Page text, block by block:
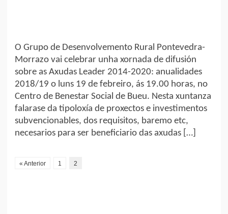
O Grupo de Desenvolvemento Rural Pontevedra-
Morrazo vai celebrar unha xornada de difusión
sobre as Axudas Leader 2014-2020: anualidades
2018/19 o luns 19 de febreiro, ás 19.00 horas, no
Centro de Benestar Social de Bueu. Nesta xuntanza
falarase da tipoloxía de proxectos e investimentos
subvencionables, dos requisitos, baremo etc,
necesarios para ser beneficiario das axudas […]
« Anterior 1 2